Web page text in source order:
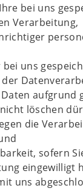
bei uns
Verarbeitung,
uns
aufgrund
löschen
die
sofern
eingewilligt
uns